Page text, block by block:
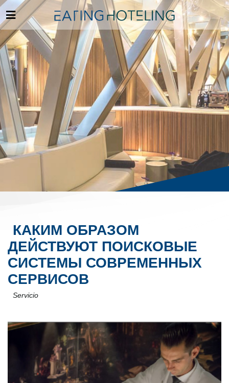
КАКИМ ОБРАЗОМ
ДЕЙСТВУЮТ ПОИСКОВЫЕ
СИСТЕМЫ СОВРЕМЕННЫХ
СЕРВИСОВ
Servicio